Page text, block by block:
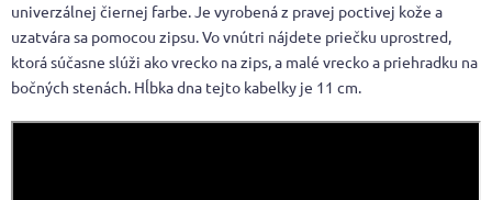
univerzálnej čiernej farbe. Je vyrobená z pravej poctivej kože a
uzatvára sa pomocou zipsu. Vo vnútri nájdete priečku uprostred,
ktorá súčasne slúži ako vrecko na zips, a malé vrecko a priehradku na
bočných stenách. Hĺbka dna tejto kabelky je 11 cm.